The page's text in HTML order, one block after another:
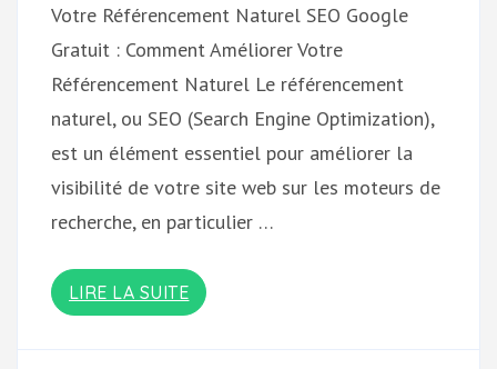
Votre Référencement Naturel SEO Google
Gratuit : Comment Améliorer Votre
Référencement Naturel Le référencement
naturel, ou SEO (Search Engine Optimization),
est un élément essentiel pour améliorer la
visibilité de votre site web sur les moteurs de
recherche, en particulier …
LIRE LA SUITE